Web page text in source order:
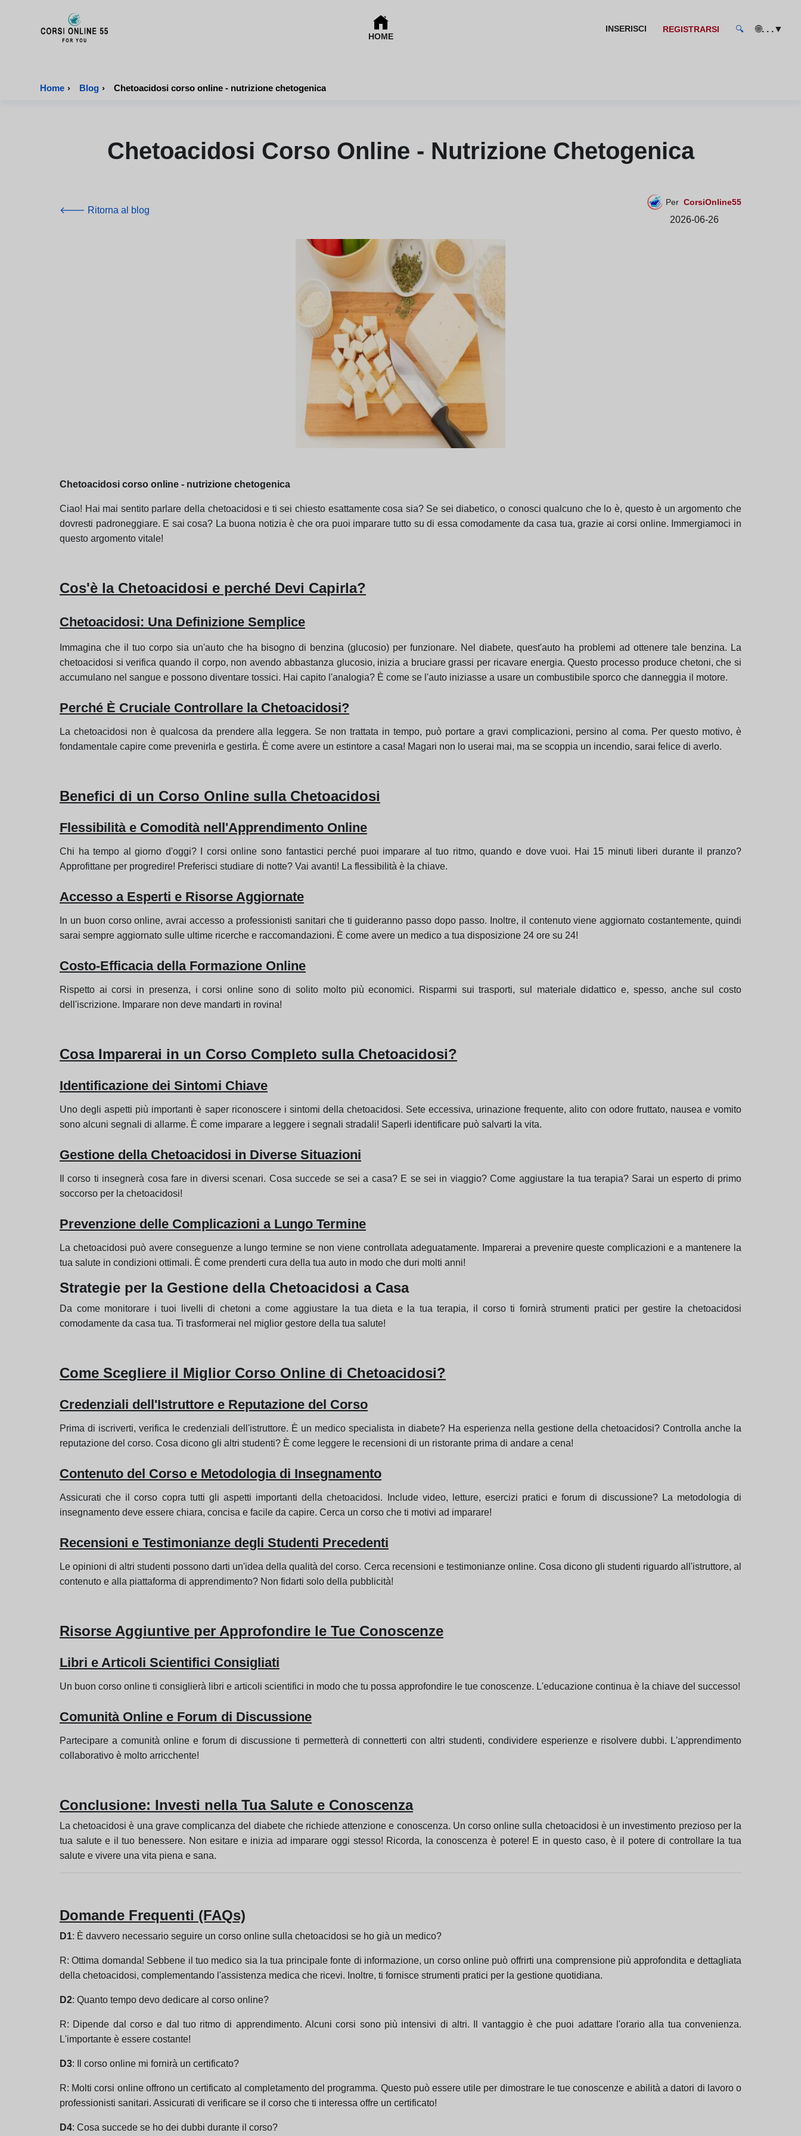
HOME
INSERISCI REGISTRARSI 🔍 🌐. . .▼
Home › Blog › Chetoacidosi corso online - nutrizione chetogenica
Chetoacidosi Corso Online - Nutrizione Chetogenica
🡐 Ritorna al blog
Per CorsiOnline55
2026-06-26
Chetoacidosi corso online - nutrizione chetogenica
Ciao! Hai mai sentito parlare della chetoacidosi e ti sei chiesto esattamente cosa sia? Se sei diabetico, o conosci qualcuno che lo è, questo è un argomento che
dovresti padroneggiare. E sai cosa? La buona notizia è che ora puoi imparare tutto su di essa comodamente da casa tua, grazie ai corsi online. Immergiamoci in
questo argomento vitale!
Cos'è la Chetoacidosi e perché Devi Capirla?
Chetoacidosi: Una Definizione Semplice
Immagina che il tuo corpo sia un'auto che ha bisogno di benzina (glucosio) per funzionare. Nel diabete, quest'auto ha problemi ad ottenere tale benzina. La
chetoacidosi si verifica quando il corpo, non avendo abbastanza glucosio, inizia a bruciare grassi per ricavare energia. Questo processo produce chetoni, che si
accumulano nel sangue e possono diventare tossici. Hai capito l'analogia? È come se l'auto iniziasse a usare un combustibile sporco che danneggia il motore.
Perché È Cruciale Controllare la Chetoacidosi?
La chetoacidosi non è qualcosa da prendere alla leggera. Se non trattata in tempo, può portare a gravi complicazioni, persino al coma. Per questo motivo, è
fondamentale capire come prevenirla e gestirla. È come avere un estintore a casa! Magari non lo userai mai, ma se scoppia un incendio, sarai felice di averlo.
Benefici di un Corso Online sulla Chetoacidosi
Flessibilità e Comodità nell'Apprendimento Online
Chi ha tempo al giorno d'oggi? I corsi online sono fantastici perché puoi imparare al tuo ritmo, quando e dove vuoi. Hai 15 minuti liberi durante il pranzo?
Approfittane per progredire! Preferisci studiare di notte? Vai avanti! La flessibilità è la chiave.
Accesso a Esperti e Risorse Aggiornate
In un buon corso online, avrai accesso a professionisti sanitari che ti guideranno passo dopo passo. Inoltre, il contenuto viene aggiornato costantemente, quindi
sarai sempre aggiornato sulle ultime ricerche e raccomandazioni. È come avere un medico a tua disposizione 24 ore su 24!
Costo-Efficacia della Formazione Online
Rispetto ai corsi in presenza, i corsi online sono di solito molto più economici. Risparmi sui trasporti, sul materiale didattico e, spesso, anche sul costo
dell'iscrizione. Imparare non deve mandarti in rovina!
Cosa Imparerai in un Corso Completo sulla Chetoacidosi?
Identificazione dei Sintomi Chiave
Uno degli aspetti più importanti è saper riconoscere i sintomi della chetoacidosi. Sete eccessiva, urinazione frequente, alito con odore fruttato, nausea e vomito
sono alcuni segnali di allarme. È come imparare a leggere i segnali stradali! Saperli identificare può salvarti la vita.
Gestione della Chetoacidosi in Diverse Situazioni
Il corso ti insegnerà cosa fare in diversi scenari. Cosa succede se sei a casa? E se sei in viaggio? Come aggiustare la tua terapia? Sarai un esperto di primo
soccorso per la chetoacidosi!
Prevenzione delle Complicazioni a Lungo Termine
La chetoacidosi può avere conseguenze a lungo termine se non viene controllata adeguatamente. Imparerai a prevenire queste complicazioni e a mantenere la
tua salute in condizioni ottimali. È come prenderti cura della tua auto in modo che duri molti anni!
Strategie per la Gestione della Chetoacidosi a Casa
Da come monitorare i tuoi livelli di chetoni a come aggiustare la tua dieta e la tua terapia, il corso ti fornirà strumenti pratici per gestire la chetoacidosi
comodamente da casa tua. Ti trasformerai nel miglior gestore della tua salute!
Come Scegliere il Miglior Corso Online di Chetoacidosi?
Credenziali dell'Istruttore e Reputazione del Corso
Prima di iscriverti, verifica le credenziali dell'istruttore. È un medico specialista in diabete? Ha esperienza nella gestione della chetoacidosi? Controlla anche la
reputazione del corso. Cosa dicono gli altri studenti? È come leggere le recensioni di un ristorante prima di andare a cena!
Contenuto del Corso e Metodologia di Insegnamento
Assicurati che il corso copra tutti gli aspetti importanti della chetoacidosi. Include video, letture, esercizi pratici e forum di discussione? La metodologia di
insegnamento deve essere chiara, concisa e facile da capire. Cerca un corso che ti motivi ad imparare!
Recensioni e Testimonianze degli Studenti Precedenti
Le opinioni di altri studenti possono darti un'idea della qualità del corso. Cerca recensioni e testimonianze online. Cosa dicono gli studenti riguardo all'istruttore, al
contenuto e alla piattaforma di apprendimento? Non fidarti solo della pubblicità!
Risorse Aggiuntive per Approfondire le Tue Conoscenze
Libri e Articoli Scientifici Consigliati
Un buon corso online ti consiglierà libri e articoli scientifici in modo che tu possa approfondire le tue conoscenze. L'educazione continua è la chiave del successo!
Comunità Online e Forum di Discussione
Partecipare a comunità online e forum di discussione ti permetterà di connetterti con altri studenti, condividere esperienze e risolvere dubbi. L'apprendimento
collaborativo è molto arricchente!
Conclusione: Investi nella Tua Salute e Conoscenza
La chetoacidosi è una grave complicanza del diabete che richiede attenzione e conoscenza. Un corso online sulla chetoacidosi è un investimento prezioso per la
tua salute e il tuo benessere. Non esitare e inizia ad imparare oggi stesso! Ricorda, la conoscenza è potere! E in questo caso, è il potere di controllare la tua
salute e vivere una vita piena e sana.
Domande Frequenti (FAQs)
D1: È davvero necessario seguire un corso online sulla chetoacidosi se ho già un medico?
R: Ottima domanda! Sebbene il tuo medico sia la tua principale fonte di informazione, un corso online può offrirti una comprensione più approfondita e dettagliata
della chetoacidosi, complementando l'assistenza medica che ricevi. Inoltre, ti fornisce strumenti pratici per la gestione quotidiana.
D2: Quanto tempo devo dedicare al corso online?
R: Dipende dal corso e dal tuo ritmo di apprendimento. Alcuni corsi sono più intensivi di altri. Il vantaggio è che puoi adattare l'orario alla tua convenienza.
L'importante è essere costante!
D3: Il corso online mi fornirà un certificato?
R: Molti corsi online offrono un certificato al completamento del programma. Questo può essere utile per dimostrare le tue conoscenze e abilità a datori di lavoro o
professionisti sanitari. Assicurati di verificare se il corso che ti interessa offre un certificato!
D4: Cosa succede se ho dei dubbi durante il corso?